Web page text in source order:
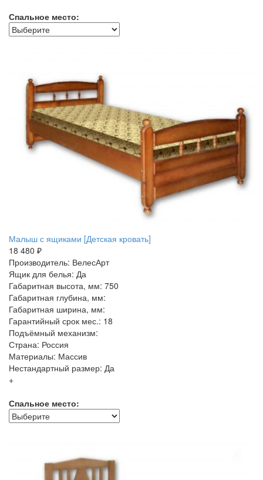
Спальное место:
Малыш с ящиками [Детская кровать]
18 480 ₽
Производитель: ВелесАрт
Ящик для белья: Да
Габаритная высота, мм: 750
Габаритная глубина, мм:
Габаритная ширина, мм:
Гарантийный срок мес.: 18
Подъёмный механизм:
Страна: Россия
Материалы: Массив
Нестандартный размер: Да
+
Спальное место: